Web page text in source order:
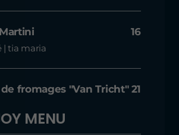
16
| tia maria
fromages "Van Tricht" 21
MENU